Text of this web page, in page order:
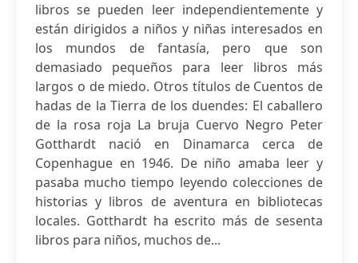
libros se pueden leer independientemente y
están dirigidos a niños y niñas interesados en
los mundos de fantasía, pero que son
demasiado pequeños para leer libros más
largos o de miedo. Otros títulos de Cuentos de
hadas de la Tierra de los duendes: El caballero
de la rosa roja La bruja Cuervo Negro Peter
Gotthardt nació en Dinamarca cerca de
Copenhague en 1946. De niño amaba leer y
pasaba mucho tiempo leyendo colecciones de
historias y libros de aventura en bibliotecas
locales. Gotthardt ha escrito más de sesenta
libros para niños, muchos de...